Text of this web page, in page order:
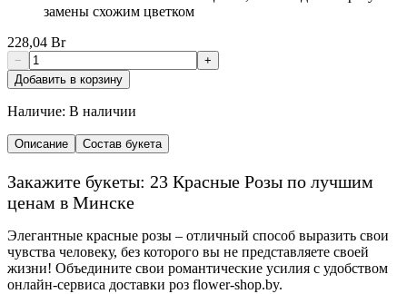
замены схожим цветком
228,04 Br
−
+
Добавить в корзину
Наличие: В наличии
Описание Состав букета
Закажите букеты: 23 Красные Розы по лучшим
ценам в Минске
Элегантные красные розы – отличный способ выразить свои
чувства человеку, без которого вы не представляете своей
жизни! Объедините свои романтические усилия с удобством
онлайн-сервиса доставки роз flower-shop.by.